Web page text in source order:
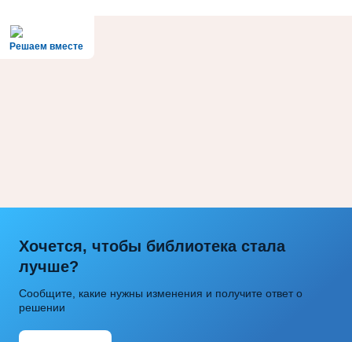
Решаем вместе
Хочется, чтобы библиотека стала
лучше?
Сообщите, какие нужны изменения и получите ответ о
решении